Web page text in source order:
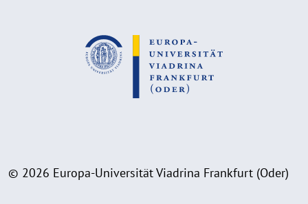
© 2026 Europa-Universität Viadrina Frankfurt (Oder)